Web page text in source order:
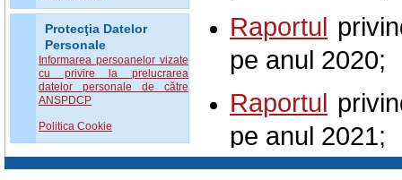
Protecţia Datelor
Personale
Informarea persoanelor vizate
cu privire la prelucrarea
datelor personale de către
ANSPDCP
Politica Cookie
Raportul
pe anul 2020;
Raportul
pe anul 2021;